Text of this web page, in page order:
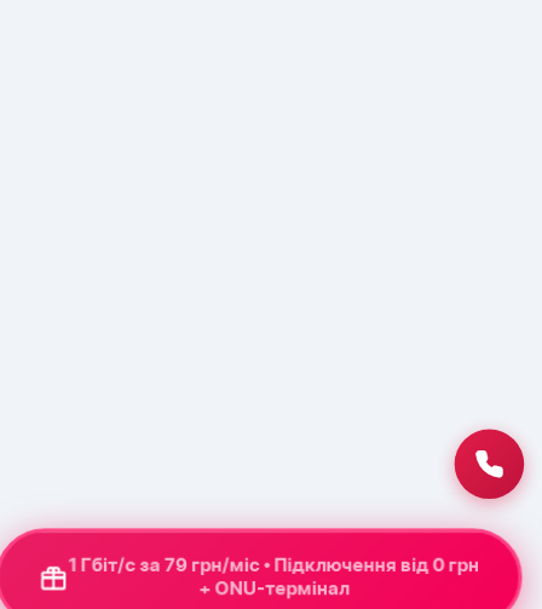
1 Гбіт/с за 79 грн/міс • Підключення від 0 грн
+ ONU-термінал